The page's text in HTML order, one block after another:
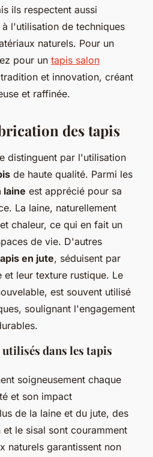
ils respectent aussi
l'utilisation de techniques
naturels. Pour un
pour un tapis salon
et innovation, créant
et raffinée.
des tapis
distinguent par l'utilisation
de haute qualité. Parmi les
laine est apprécié pour sa
La laine, naturellement
chaleur, ce qui en fait un
de vie. D'autres
en jute, séduisent par
leur texture rustique. Le
est souvent utilisé
soulignant l'engagement
dans les tapis
soigneusement chaque
et son impact
de la laine et du jute, des
le sisal sont couramment
naturels garantissent non